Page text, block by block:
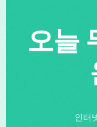
오늘
인터